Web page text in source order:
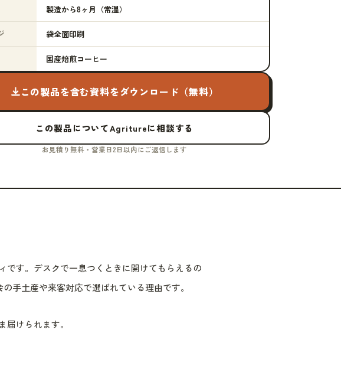
製造から8ヶ月（常温）
袋全面印刷
国産焙煎コーヒー
この製品を含む資料をダウンロード（無料）
この製品についてAgritureに相談する
お見積り無料・営業日2日以内にご返信します
です。デスクで一息つくときに開けてもらえるの
手土産や来客対応で選ばれている理由です。
けられます。